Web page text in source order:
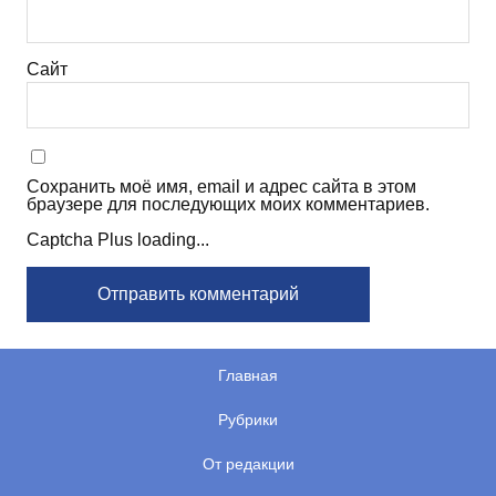
Сайт
Сохранить моё имя, email и адрес сайта в этом
браузере для последующих моих комментариев.
Captcha Plus loading...
Главная
Рубрики
От редакции